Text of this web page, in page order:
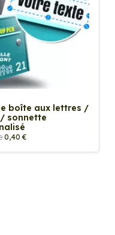
boîte aux lettres /
sonnette
0,40 €